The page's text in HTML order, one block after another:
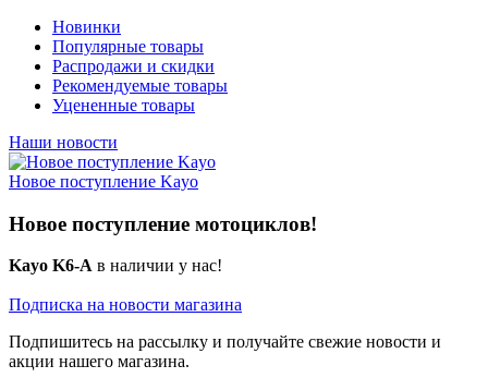
Новинки
Популярные товары
Распродажи и скидки
Рекомендуемые товары
Уцененные товары
Наши новости
Новое поступление Kayo
Новое поступление мотоциклов!
Kayo K6-A в наличии у нас!
Подписка на новости магазина
Подпишитесь на рассылку и получайте свежие новости и
акции нашего магазина.